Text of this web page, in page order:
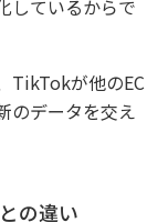
しているからで
TikTokが他のEC
のデータを交え
の違い